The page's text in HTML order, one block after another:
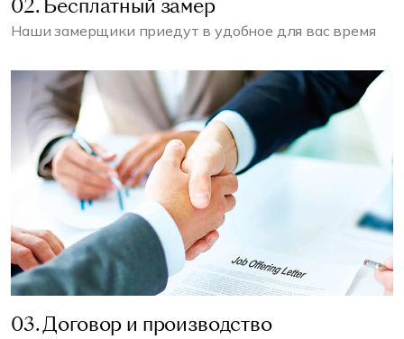
02. Бесплатный замер
Наши замерщики приедут в удобное для вас время
03. Договор и производство